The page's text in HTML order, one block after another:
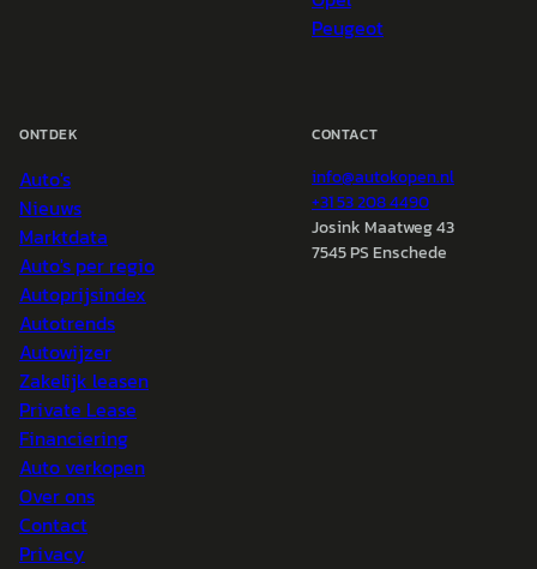
Peugeot
ONTDEK
Auto's
Nieuws
Marktdata
Auto's per regio
Autoprijsindex
Autotrends
Autowijzer
Zakelijk leasen
Private Lease
Financiering
Auto verkopen
Over ons
Contact
Privacy
CONTACT
info@autokopen.nl
+31 53 208 4490
Josink Maatweg 43
7545 PS Enschede